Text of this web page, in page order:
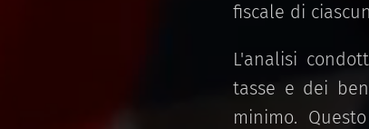
fiscale di
L'analisi
tasse e dei
minimo.